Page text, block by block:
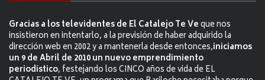
Gracias a los televidentes de El Catalejo Te Veque nos
insistieron en intentarlo, a la previsión de haber adquirido la
dirección web en 2002 y a mantenerla desde entonces,iniciamos
un 9 de Abril de 2010 un nuevo emprendimiento
periodístico, festejando los CINCO años de vida de EL